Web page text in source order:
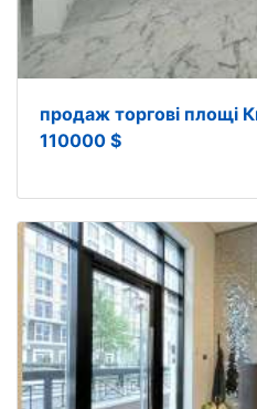
продаж торгові площі
110000 $